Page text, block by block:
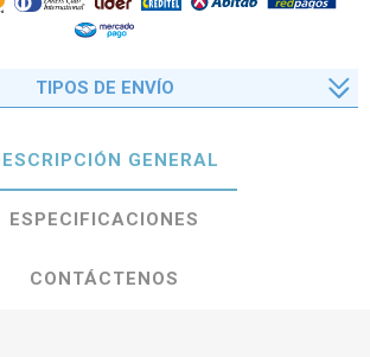
TIPOS DE ENVÍO
GENERAL
ESPECIFICACIONES
CONTÁCTENOS